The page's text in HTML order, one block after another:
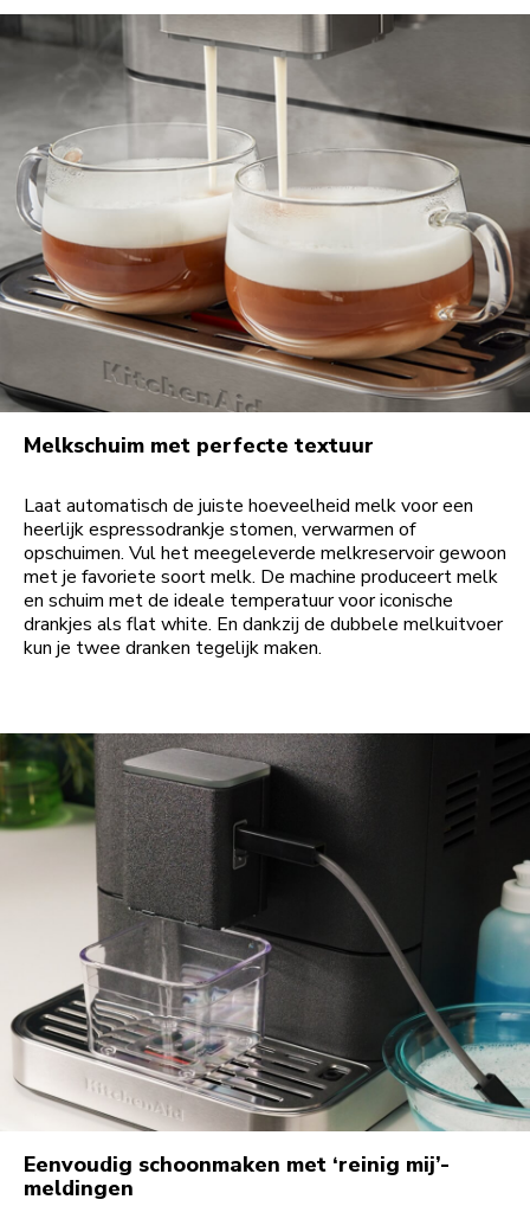
Melkschuim met perfecte textuur
Laat automatisch de juiste hoeveelheid melk voor een
heerlijk espressodrankje stomen, verwarmen of
opschuimen. Vul het meegeleverde melkreservoir gewoon
met je favoriete soort melk. De machine produceert melk
en schuim met de ideale temperatuur voor iconische
drankjes als flat white. En dankzij de dubbele melkuitvoer
kun je twee dranken tegelijk maken.
Eenvoudig schoonmaken met ‘reinig mij’-
meldingen